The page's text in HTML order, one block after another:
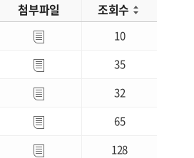
첨부파일 조회수
10
35
32
65
128